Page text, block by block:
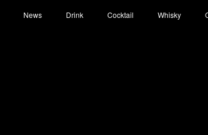
News Drink Cocktail Whisky